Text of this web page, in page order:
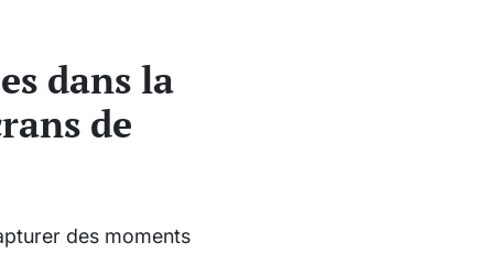
dans la
de
des moments